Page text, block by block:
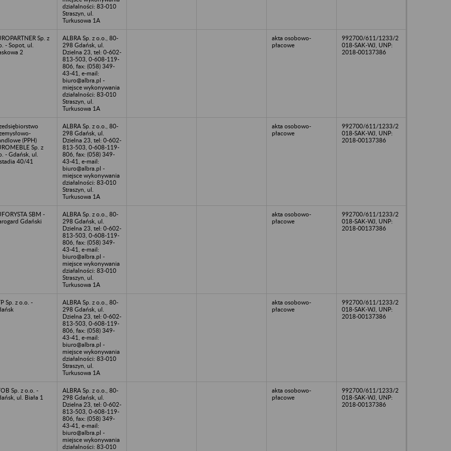
działalności: 83-010
Straszyn, ul.
Turkusowa 1A
Sp. z
- Sopot, ul.
2
ALBRA Sp. z o.o., 80-
298 Gdańsk, ul.
Dzielna 23, tel: 0-602-
813-503, 0-608-119-
806, fax: (058) 349-
43-41, e-mail:
biuro@albra.pl -
miejsce wykonywania
działalności: 83-010
Straszyn, ul.
Turkusowa 1A
akta osobowo-
płacowe
992700/611/1233/2
018-SAK-WJ, UNP:
2018-00137386
(PPH)
Sp. z
- Gdańsk, ul.
40/41
ALBRA Sp. z o.o., 80-
298 Gdańsk, ul.
Dzielna 23, tel: 0-602-
813-503, 0-608-119-
806, fax: (058) 349-
43-41, e-mail:
biuro@albra.pl -
miejsce wykonywania
działalności: 83-010
Straszyn, ul.
Turkusowa 1A
akta osobowo-
płacowe
992700/611/1233/2
018-SAK-WJ, UNP:
2018-00137386
SBM -
Gdański
ALBRA Sp. z o.o., 80-
298 Gdańsk, ul.
Dzielna 23, tel: 0-602-
813-503, 0-608-119-
806, fax: (058) 349-
43-41, e-mail:
biuro@albra.pl -
miejsce wykonywania
działalności: 83-010
Straszyn, ul.
Turkusowa 1A
akta osobowo-
płacowe
992700/611/1233/2
018-SAK-WJ, UNP:
2018-00137386
Sp. z o.o. -
ALBRA Sp. z o.o., 80-
298 Gdańsk, ul.
Dzielna 23, tel: 0-602-
813-503, 0-608-119-
806, fax: (058) 349-
43-41, e-mail:
biuro@albra.pl -
miejsce wykonywania
działalności: 83-010
Straszyn, ul.
Turkusowa 1A
akta osobowo-
płacowe
992700/611/1233/2
018-SAK-WJ, UNP:
2018-00137386
Sp. z o.o. -
ul. Biała 1
ALBRA Sp. z o.o., 80-
298 Gdańsk, ul.
Dzielna 23, tel: 0-602-
813-503, 0-608-119-
806, fax: (058) 349-
43-41, e-mail:
biuro@albra.pl -
miejsce wykonywania
działalności: 83-010
akta osobowo-
płacowe
992700/611/1233/2
018-SAK-WJ, UNP:
2018-00137386